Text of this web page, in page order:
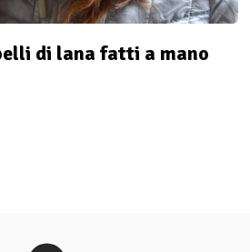
di lana fatti a mano